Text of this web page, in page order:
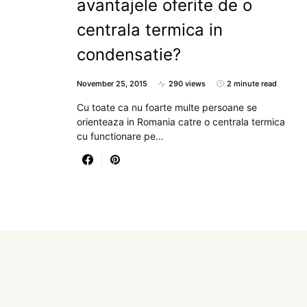
avantajele oferite de o
centrala termica in
condensatie?
November 25, 2015 290 views 2 minute read
Cu toate ca nu foarte multe persoane se
orienteaza in Romania catre o centrala termica
cu functionare pe…